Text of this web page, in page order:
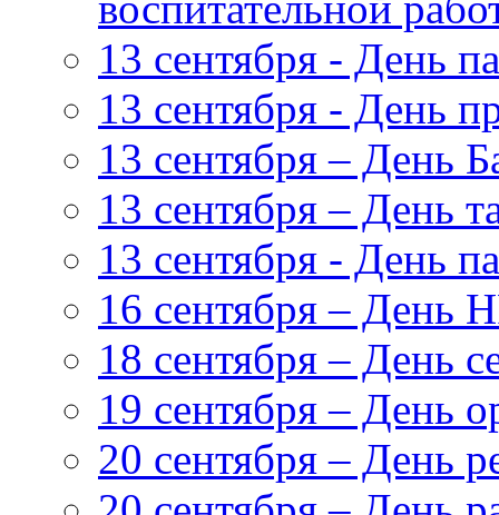
13 сентября - День
13 сентября - День
13 сентября – День
13 сентября – День
13 сентября - День
16 сентября – День
18 сентября – День
19 сентября – День
20 сентября – День